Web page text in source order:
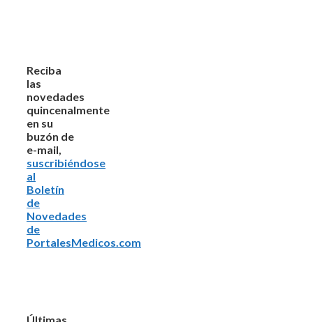
Reciba
las
novedades
quincenalmente
en su
buzón de
e-mail,
suscribiéndose
al
Boletín
de
Novedades
de
PortalesMedicos.com